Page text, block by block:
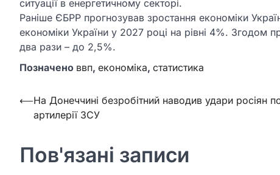
ситуації в енергетичному секторі.
Раніше ЄБРР прогнозував зростання економіки
економіки України у 2027 році на рівні 4%. Згодом
два рази – до 2,5%.
Позначено ввп, економіка, статистика
Навігація
записів
⟵На Донеччині безробітний наводив удари росіян
артилерії ЗСУ
Пов'язані записи